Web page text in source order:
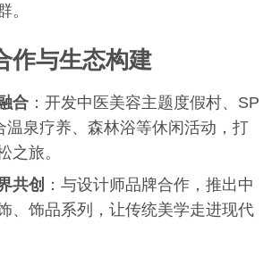
。
作与生态构建
合 ：开发中医美容主题度假村、SP
温泉疗养、森林浴等休闲活动，打
之旅。
共创
：与设计师品牌合作，推出中
、饰品系列，让传统美学走进现代